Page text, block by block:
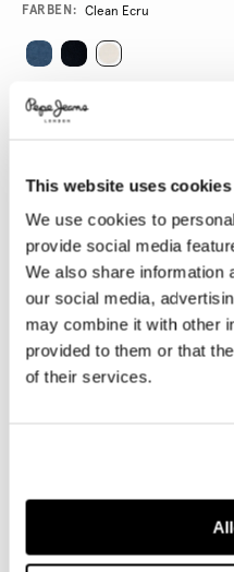
This website uses cookies
We use cookies to
provide social media
We also share information
our social media,
may combine it with other
provided to them or that
of their services.
Promotions
Variations
FARBEN: Clean Ecru
GRÖßE AUSWÄHLEN:
29 30 31
34
32
Lieferung in 3-5
Kostenlose